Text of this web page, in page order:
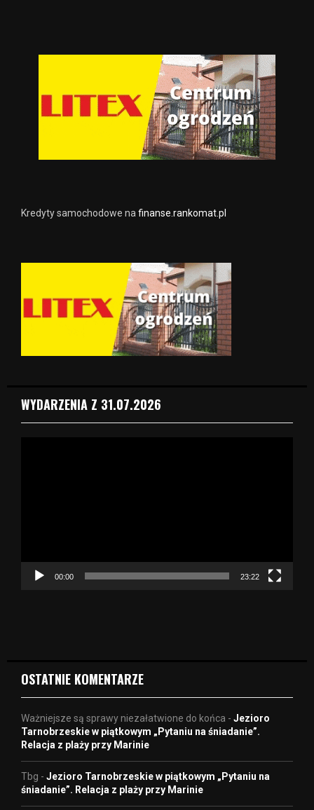
Kredyty samochodowe na finanse.rankomat.pl
WYDARZENIA Z 31.07.2026
c
00:00 23:22
OSTATNIE KOMENTARZE
Ważniejsze są sprawy niezałatwione do końca - Jezioro
Tarnobrzeskie w piątkowym „Pytaniu na śniadanie”.
Relacja z plaży przy Marinie
Tbg - Jezioro Tarnobrzeskie w piątkowym „Pytaniu na
śniadanie”. Relacja z plaży przy Marinie